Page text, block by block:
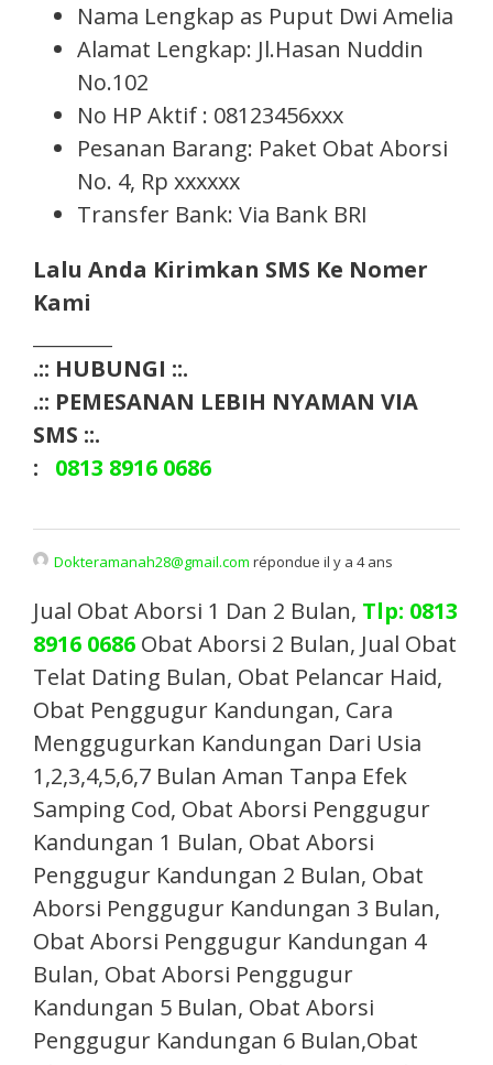
Nama Lengkap as Puput Dwi Amelia
Alamat Lengkap: Jl.Hasan Nuddin
No.102
No HP Aktif : 08123456xxx
Pesanan Barang: Paket Obat Aborsi
No. 4, Rp xxxxxx
Transfer Bank: Via Bank BRI
Lalu Anda Kirimkan SMS Ke Nomer
Kami
.:: HUBUNGI ::.
.:: PEMESANAN LEBIH NYAMAN VIA
SMS ::.
: 0813 8916 0686
Dokteramanah28@gmail.com répondue il y a 4 ans
Jual Obat Aborsi 1 Dan 2 Bulan, Tlp: 0813
8916 0686 Obat Aborsi 2 Bulan, Jual Obat
Telat Dating Bulan, Obat Pelancar Haid,
Obat Penggugur Kandungan, Cara
Menggugurkan Kandungan Dari Usia
1,2,3,4,5,6,7 Bulan Aman Tanpa Efek
Samping Cod, Obat Aborsi Penggugur
Kandungan 1 Bulan, Obat Aborsi
Penggugur Kandungan 2 Bulan, Obat
Aborsi Penggugur Kandungan 3 Bulan,
Obat Aborsi Penggugur Kandungan 4
Bulan, Obat Aborsi Penggugur
Kandungan 5 Bulan, Obat Aborsi
Penggugur Kandungan 6 Bulan,Obat